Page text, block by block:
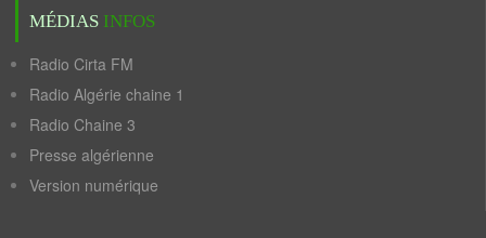
MÉDIAS INFOS
Radio Cirta FM
Radio Algérie chaine 1
Radio Chaine 3
Presse algérienne
Version numérique